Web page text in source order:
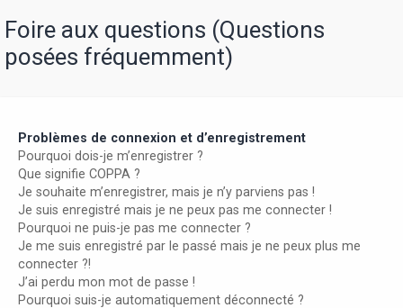
Foire aux questions (Questions
posées fréquemment)
Problèmes de connexion et d’enregistrement
Pourquoi dois-je m’enregistrer ?
Que signifie COPPA ?
Je souhaite m’enregistrer, mais je n’y parviens pas !
Je suis enregistré mais je ne peux pas me connecter !
Pourquoi ne puis-je pas me connecter ?
Je me suis enregistré par le passé mais je ne peux plus me
connecter ?!
J’ai perdu mon mot de passe !
Pourquoi suis-je automatiquement déconnecté ?